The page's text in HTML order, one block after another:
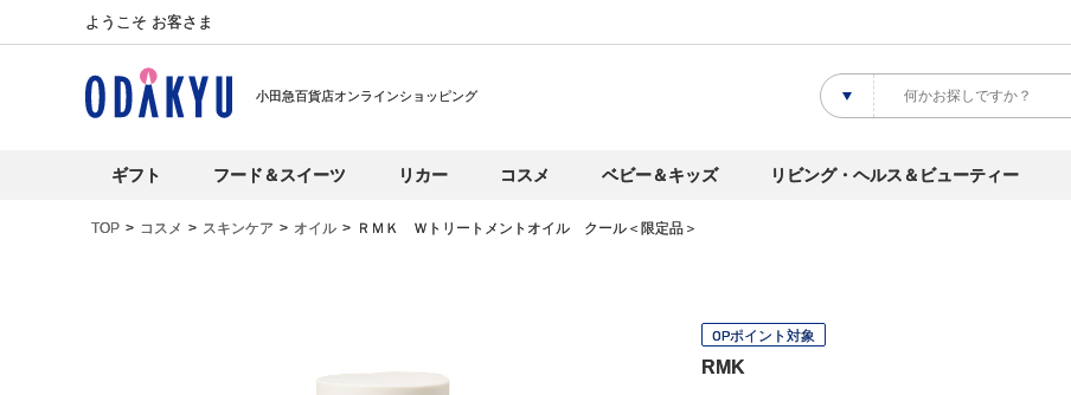
ようこそ お客さま
小田急百貨店オンラインショッピング
ギフト フード＆スイーツ リカー コスメ ベビー＆キッズ リビング・ヘルス＆ビューティー
TOP コスメ スキンケア オイル ＲＭＫ Ｗトリートメントオイル クール＜限定品＞
OPポイント対象
RMK